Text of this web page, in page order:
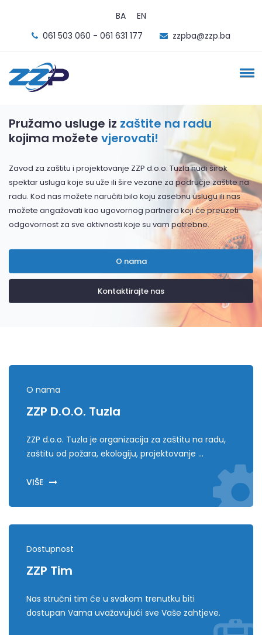
BA
EN
061 503 060 - 061 631 177
zzpba@zzp.ba
Pružamo usluge iz zaštite na radu
kojima možete vjerovati!
Zavod za zaštitu i projektovanje ZZP d.o.o. Tuzla nudi širok
spektar usluga koje su uže ili šire vezane za područje zaštite na
radu. Kod nas možete naručiti bilo koju zasebnu uslugu ili nas
možete angažovati kao ugovornog partnera koji će preuzeti
odgovornost za sve aktivnosti koje su vam potrebne.
O nama
Kontaktirajte nas
O nama
ZZP D.o.o. Tuzla
ZZP d.o.o. Tuzla je organizacija za zaštitu na radu,
zaštitu od požara, ekologiju, projektovanje ...
VIŠE
Dostupnost
ZZP Tim
Nas stručni tim će u svakom trenutku biti
dostupan Vama uvažavujući sve Vaše zahtjeve.